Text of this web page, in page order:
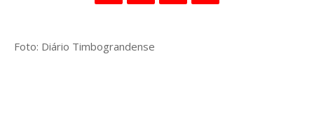
Foto: Diário Timbograndense